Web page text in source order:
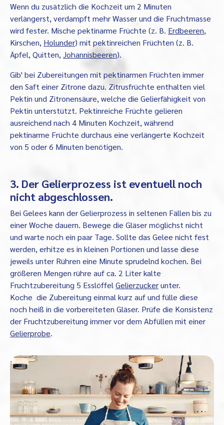
Wenn du zusätzlich die Kochzeit um 2 Minuten
verlängerst, verdampft mehr Wasser und die Fruchtmasse
wird fester. Mische pektinarme Früchte (z. B. Erdbeeren,
Kirschen, Holunder) mit pektinreichen Früchten (z. B.
Äpfel, Quitten, Johannisbeeren).
Gib' bei Zubereitungen mit pektinarmen Früchten immer
den Saft einer Zitrone dazu. Zitrusfrüchte enthalten viel
Pektin und Zitronensäure, welche die Gelierfähigkeit von
Pektin unterstützt. Pektinreiche Früchte gelieren
ausreichend nach 4 Minuten Kochzeit, während
pektinarme Früchte durchaus eine verlängerte Kochzeit
von 5 oder 6 Minuten benötigen.
3. Der Gelierprozess ist eventuell noch
nicht abgeschlossen.
Bei Gelees kann der Gelierprozess in seltenen Fällen bis zu
einer Woche dauern. Bewege die Gläser möglichst nicht
und warte noch ein paar Tage. Sollte das Gelee nicht fest
werden, erhitze es in kleinen Portionen und lasse diese
jeweils unter Rühren eine Minute sprudelnd kochen. Bei
größeren Mengen rühre auf ca. 2 Liter kalte
Fruchtzubereitung 5 Esslöffel Gelierzuckerunter.
Koche die Zubereitung einmal kurz auf und fülle diese
noch heiß in die vorbereiteten Gläser. Prüfe die Konsistenz
der Fruchtzubereitung immer vor dem Abfüllen mit einer
Gelierprobe.